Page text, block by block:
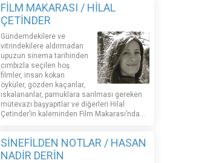
FİLM MAKARASI / HİLAL
ÇETİNDER
Gündemdekilere ve
vitrindekilere aldırmadan
upuzun sinema tarihinden
cımbızla seçilen hoş
filmler, insan kokan
öyküler, gözden kaçanlar,
ıskalananlar, pamuklara sarılması gereken
mütevazı başyapıtlar ve diğerleri Hilal
Çetinder’in kaleminden Film Makarası’nda…
SİNEFİLDEN NOTLAR / HASAN
NADİR DERİN